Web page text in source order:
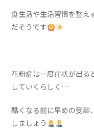
食生活や生活習慣を整え
だそうです
花粉症は一度症状が出る
していくらしく…
酷くなる前に早めの受診
しましょう